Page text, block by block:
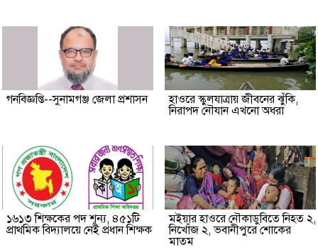
গনবিজ্ঞপ্তি--সুনামগঞ্জ জেলা প্রশাসন
হাওরে স্কুলযাত্রায় জীবনের ঝুঁকি,
নিরাপদ নৌযান এখনো অধরা
১৬১৩ শিক্ষকের পদ শূন্য, ৪৫১টি
প্রাথমিক বিদ্যালয়ে নেই প্রধান শিক্ষক
মইয়ার হাওরে নৌকাডুবিতে নিহত ২,
নিখোঁজ ২, ভবানীপুরে শোকের
মাতম